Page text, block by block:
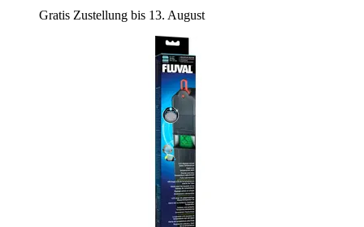
Gratis Zustellung bis 13. August